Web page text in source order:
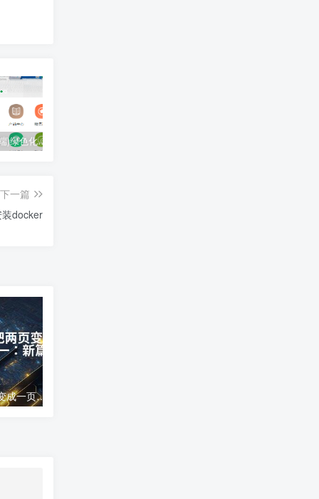
(PC+移动端)绿色化工材料企业网站pbootcms模板 营销型化工环保能源网站源码下载
下一篇
docker
word文档怎么把两页变成一页;两页合为一：新篇崭现